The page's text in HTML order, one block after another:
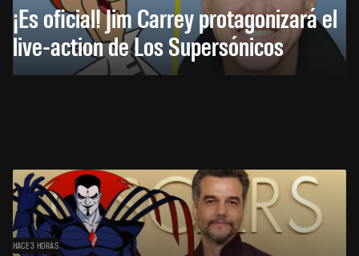
¡Es oficial! Jim Carrey protagonizará el
live-action de Los Supersónicos
HACE 3 HORAS